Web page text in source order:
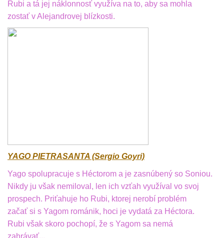
Rubi a tá jej náklonnosť využíva na to, aby sa mohla
zostať v Alejandrovej blízkosti.
YAGO PIETRASANTA (Sergio Goyri)
Yago spolupracuje s Héctorom a je zasnúbený so Soniou.
Nikdy ju však nemiloval, len ich vzťah využíval vo svoj
prospech. Priťahuje ho Rubi, ktorej nerobí problém
začať si s Yagom románik, hoci je vydatá za Héctora.
Rubi však skoro pochopí, že s Yagom sa nemá